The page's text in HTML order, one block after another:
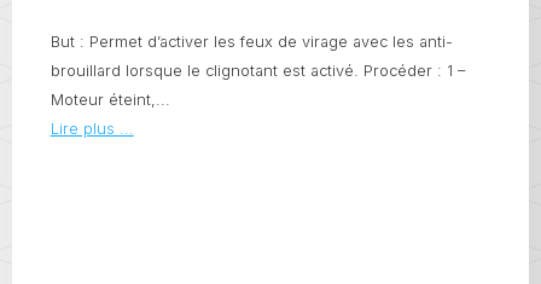
But : Permet d’activer les feux de virage avec les anti-
brouillard lorsque le clignotant est activé. Procéder : 1 –
Moteur éteint,...
Lire plus ...